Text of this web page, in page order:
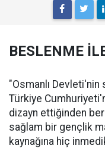
BESLENME
"Osmanlı Devleti'nin
Türkiye
dizayn ettiğinden
sağlam bir gençlik
kaynağına hiç